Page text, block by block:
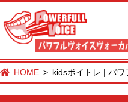
HOME kidsボイトレ | パ